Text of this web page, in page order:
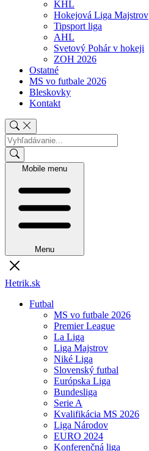
KHL
Hokejová Liga Majstrov
Tipsport liga
AHL
Svetový Pohár v hokeji
ZOH 2026
Ostatné
MS vo futbale 2026
Bleskovky
Kontakt
Mobile menu
Menu
Hetrik.sk
Futbal
MS vo futbale 2026
Premier League
La Liga
Liga Majstrov
Niké Liga
Slovenský futbal
Európska Liga
Bundesliga
Serie A
Kvalifikácia MS 2026
Liga Národov
EURO 2024
Konferenčná liga